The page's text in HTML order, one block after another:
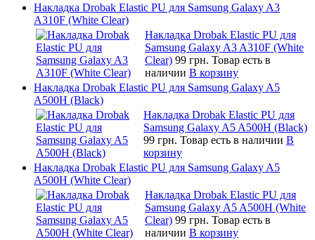
Накладка Drobak Elastic PU для Samsung Galaxy A3
A310F (White Clear)
Накладка Drobak Elastic PU для
Samsung Galaxy A3 A310F (White
Clear) 99 грн. Товар есть в
наличии В корзину
Накладка Drobak Elastic PU для Samsung Galaxy A5
A500H (Black)
Накладка Drobak Elastic PU для
Samsung Galaxy A5 A500H (Black)
99 грн. Товар есть в наличии В
корзину
Накладка Drobak Elastic PU для Samsung Galaxy A5
A500H (White Clear)
Накладка Drobak Elastic PU для
Samsung Galaxy A5 A500H (White
Clear) 99 грн. Товар есть в
наличии В корзину